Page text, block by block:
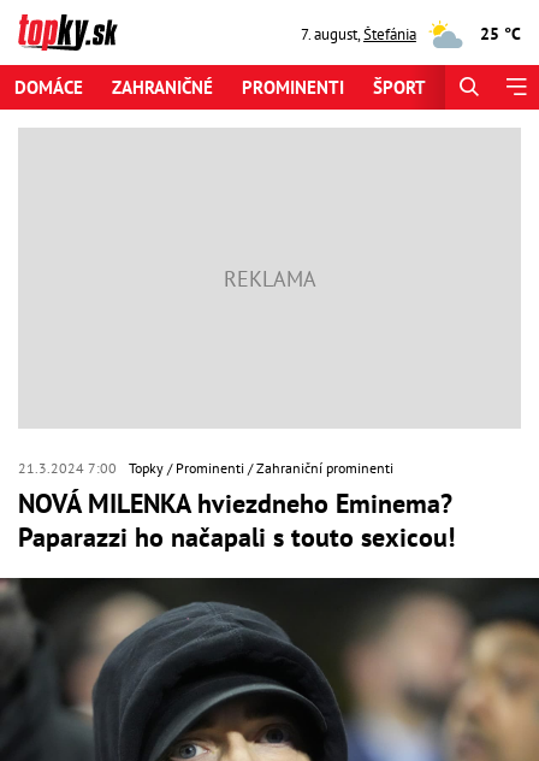
7. august,Štefánia 25 °C
DOMÁCE ZAHRANIČNÉ PROMINENTI ŠPORT
21.3.2024 7:00 Topky Prominenti Zahraniční prominenti
NOVÁ MILENKA hviezdneho Eminema?
Paparazzi ho načapali s touto sexicou!